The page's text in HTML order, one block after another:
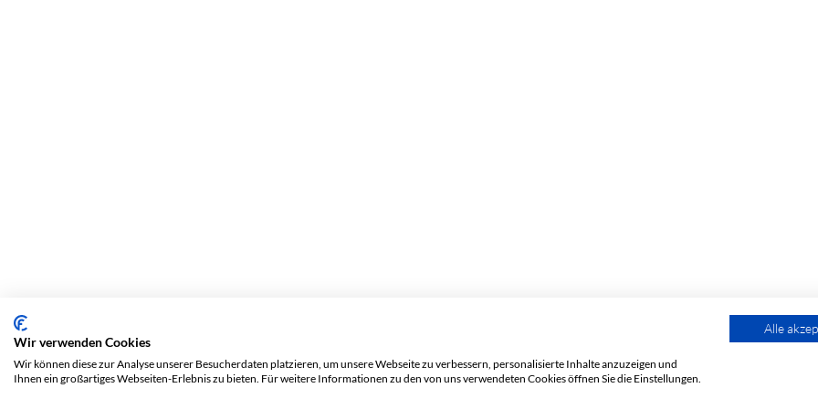
Wir verwenden Cookies
Wir können diese zur Analyse unserer Besucherdaten platzieren, um unsere Webseite zu verbessern, personalisierte Inhalte anzuzeigen und
Ihnen ein großartiges Webseiten-Erlebnis zu bieten. Für weitere Informationen zu den von uns verwendeten Cookies öffnen Sie die Einstellungen.
Alle